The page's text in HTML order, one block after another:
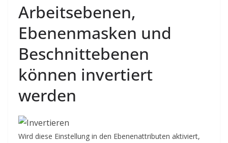
Arbeitsebenen,
Ebenenmasken und
Beschnittebenen
können invertiert
werden
Wird diese Einstellung in den Ebenenattributen aktiviert,